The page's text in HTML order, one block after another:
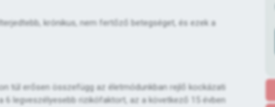
krónikus, nem fertőző betegséget, és ezek a
túl erősen összefügg az életmódunkban rejlő kockázati
6 legveszélyesebb rizikófaktort, az a következő 15 évben